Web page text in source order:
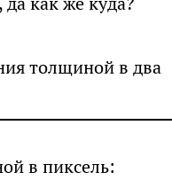
толщиной в два
в пиксель: